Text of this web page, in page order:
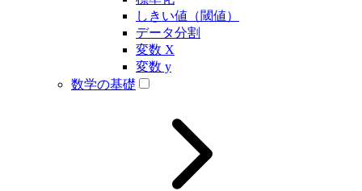
しきい値（閾値）
データ分割
変数 X
変数 y
数学の基礎